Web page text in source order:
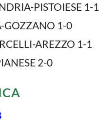
PISTOIESE 1-1
GOZZANO 1-0
AREZZO 1-1
2-0